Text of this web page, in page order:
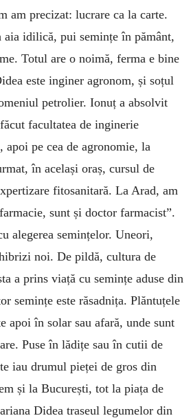
am precizat: lucrare ca la carte.
idilică, pui semințe în pământ,
Totul are o noimă, ferma e bine
este inginer agronom, și soțul
petrolier. Ionuț a absolvit
facultatea de inginerie
apoi pe cea de agronomie, la
în același oraș, cursul de
fitosanitară. La Arad, am
sunt și doctor farmacist”.
alegerea semințelor. Uneori,
noi. De pildă, cultura de
a prins viață cu semințe aduse din
semințe este răsadnița. Plăntuțele
apoi în solar sau afară, unde sunt
Puse în lădițe sau în cutii de
iau drumul pieței de gros din
și la București, tot la piața de
Didea traseul legumelor din